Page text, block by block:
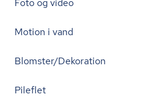
Foto og video
Motion i vand
Blomster/Dekoration
Pileflet